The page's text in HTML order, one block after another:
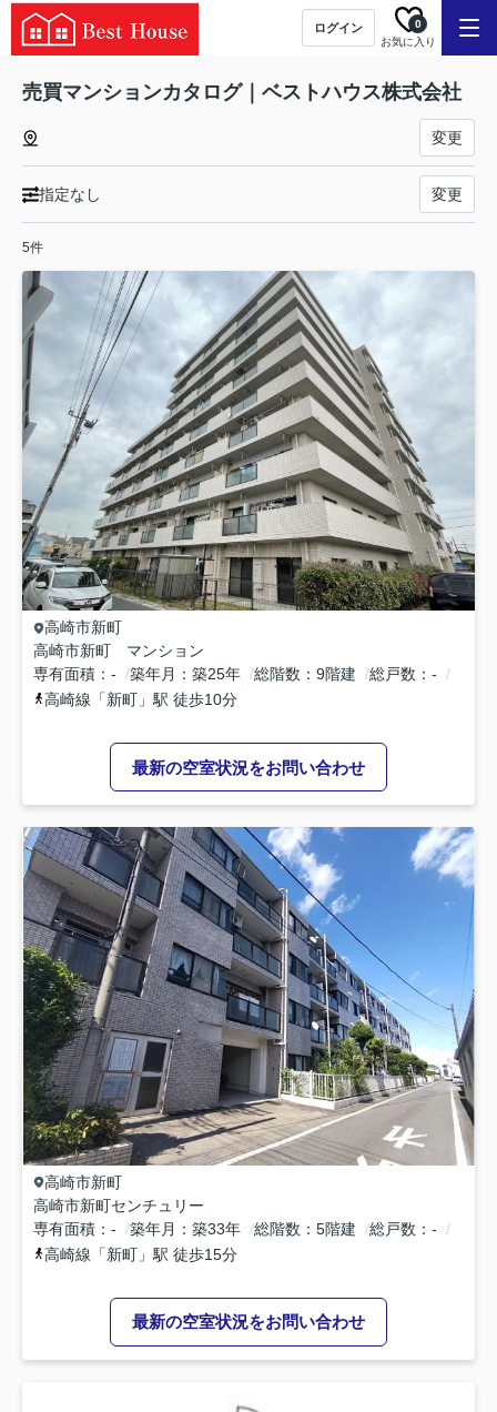
ログイン
お気に入り
0
売買マンションカタログ｜ベストハウス株式会社
変更
指定なし 変更
5件
高崎市新町
高崎市新町 マンション
専有面積
- 築年月 築25年 総階数 9階建 総戸数
-
高崎線 「新町 」駅 徒歩10分
最新の空室状況をお問い合わせ
高崎市新町
高崎市新町センチュリー
専有面積
- 築年月 築33年 総階数 5階建 総戸数
-
高崎線 「新町 」駅 徒歩15分
最新の空室状況をお問い合わせ